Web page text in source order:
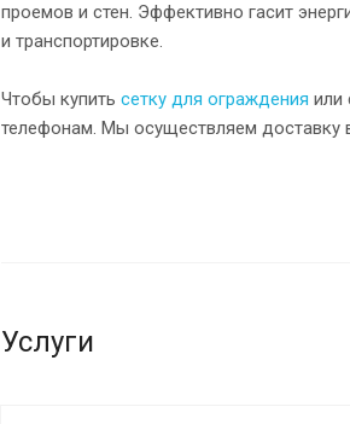
проемов и стен. Эффективно гасит
и транспортировке.
Чтобы купить сетку для ограждения или
телефонам. Мы осуществляем доставку
Услуги